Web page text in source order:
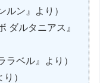
ン』より）
ダルタニアス』
ベル』より）
）